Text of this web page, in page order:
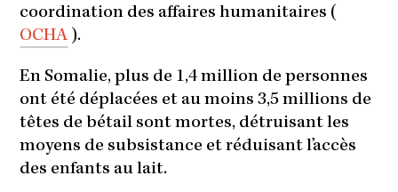
coordination des affaires humanitaires (
OCHA).
En Somalie, plus de 1,4 million de personnes
ont été déplacées et au moins 3,5 millions de
têtes de bétail sont mortes, détruisant les
moyens de subsistance et réduisant l’accès
des enfants au lait.